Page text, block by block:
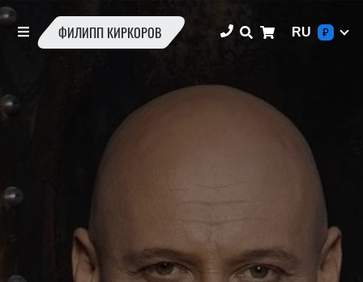
ФИЛИПП КИРКОРОВ RU ₽